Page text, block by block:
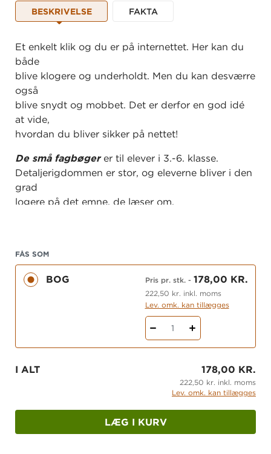
BESKRIVELSE FAKTA
Et enkelt klik og du er på internettet. Her kan du
både
blive klogere og underholdt. Men du kan desværre
også
blive snydt og mobbet. Det er derfor en god idé
at vide,
hvordan du bliver sikker på nettet!
De små fagbøger er til elever i 3.-6. klasse.
Detaljerigdommen er stor, og eleverne bliver i den
grad
logere på det emne, de læser om.
temaarbejde
samt interesselæsning.
Gratis opgaver på fagbog.gyldendal.dk.
FÅS SOM
BOG Pris pr. stk.- 178,00 KR.
222,50 kr. inkl. moms
Lev. omk. kan tillægges
1
I ALT 178,00 KR.
222,50 kr. inkl. moms
Lev. omk. kan tillægges
LÆG I KURV